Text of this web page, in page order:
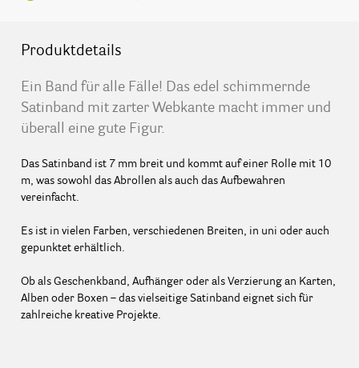
Produktdetails
Ein Band für alle Fälle! Das edel schimmernde
Satinband mit zarter Webkante macht immer und
überall eine gute Figur.
Das Satinband ist 7 mm breit und kommt auf einer Rolle mit 10
m, was sowohl das Abrollen als auch das Aufbewahren
vereinfacht.
Es ist in vielen Farben, verschiedenen Breiten, in uni oder auch
gepunktet erhältlich.
Ob als Geschenkband, Aufhänger oder als Verzierung an Karten,
Alben oder Boxen – das vielseitige Satinband eignet sich für
zahlreiche kreative Projekte.